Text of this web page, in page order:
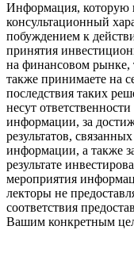
Информация, которую
консультационный
побуждением к
принятия
на финансовом рынке,
также принимаете на
последствия таких
несут
информации, за
результатов,
информации, а также
результате
мероприятия
лекторы не
соответствия
Вашим конкретным